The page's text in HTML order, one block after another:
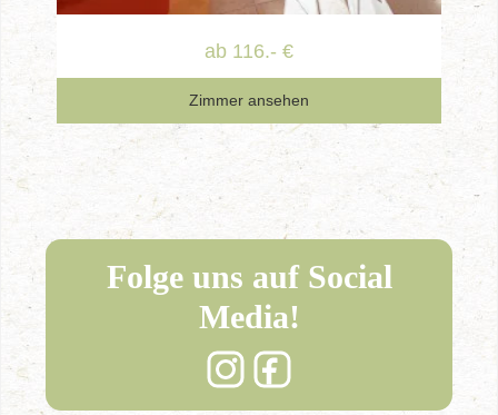
ab 116.- €
Zimmer ansehen
Folge uns auf Social
Media!